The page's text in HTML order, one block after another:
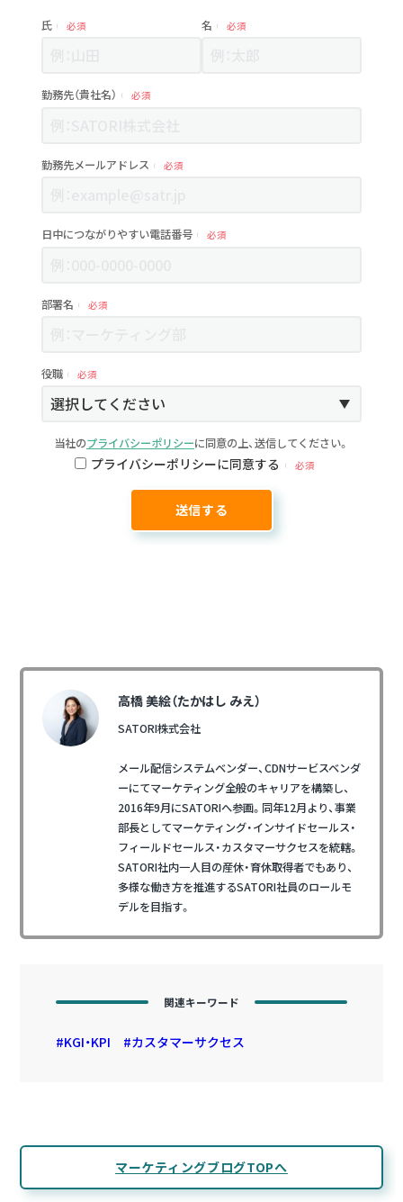
氏 必須 名 必須
勤務先（貴社名） 必須
勤務先メールアドレス 必須
日中につながりやすい電話番号 必須
部署名 必須
役職 必須
当社のプライバシーポリシーに同意の上、送信してください。
プライバシーポリシーに同意する 必須
高橋 美絵（たかはし みえ）
SATORI株式会社
メール配信システムベンダー、CDNサービスベンダ
ーにてマーケティング全般のキャリアを構築し、
2016年9月にSATORIへ参画。同年12月より、事業
部長としてマーケティング・インサイドセールス・
フィールドセールス・カスタマーサクセスを統轄。
SATORI社内一人目の産休・育休取得者でもあり、
多様な働き方を推進するSATORI社員のロールモ
デルを目指す。
関連キーワード
KGI・KPI カスタマーサクセス
マーケティングブログTOPへ